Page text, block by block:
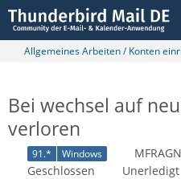
Allgemeines Arbeiten / Konten
Bei wechsel auf
verloren
91.* Windows
Geschlossen
Unerledigt